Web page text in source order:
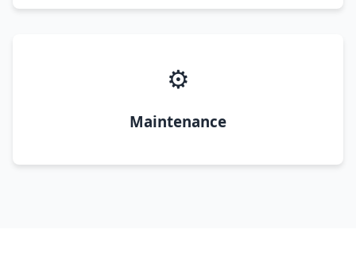
⚙️
Maintenance